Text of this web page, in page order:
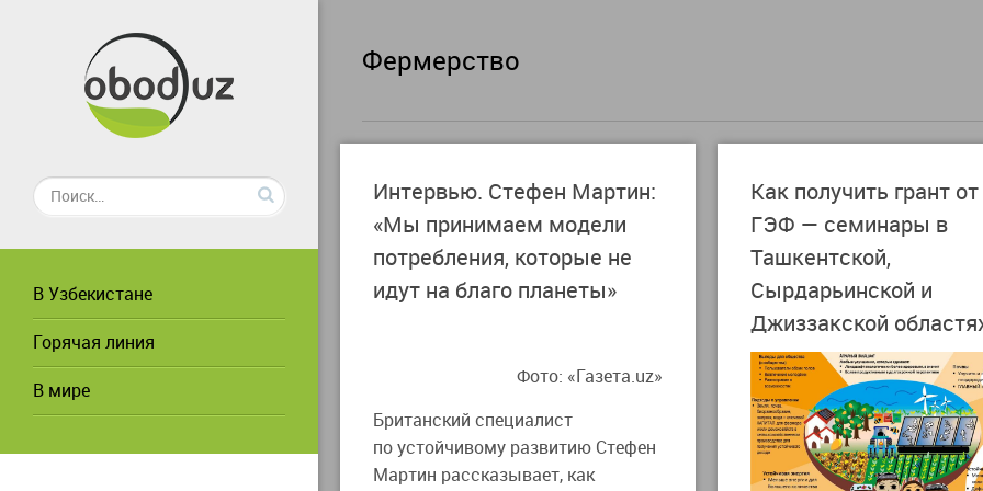
В Узбекистане
Горячая линия
В мире
Фермерство
Интервью. Стефен Мартин:
«Мы принимаем модели
потребления, которые не
идут на благо планеты»
Фото: «Газета.uz»
Британский специалист
по устойчивому развитию Стефен
Мартин рассказывает, как
Как получить грант
ГЭФ — семинары в
Ташкентской,
Сырдарьинской и
Джиззакской